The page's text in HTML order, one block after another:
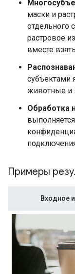
маски и
отдельного
растровое
вместе
субъектами
животные и
Обработка
Примеры
Входное